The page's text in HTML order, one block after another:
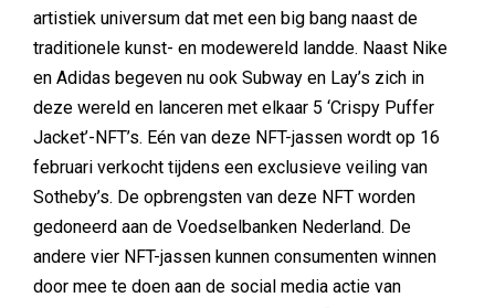
artistiek universum dat met een big bang naast de
traditionele kunst- en modewereld landde. Naast Nike
en Adidas begeven nu ook Subway en Lay’s zich in
deze wereld en lanceren met elkaar 5 ‘Crispy Puffer
Jacket’-NFT’s. Eén van deze NFT-jassen wordt op 16
februari verkocht tijdens een exclusieve veiling van
Sotheby’s. De opbrengsten van deze NFT worden
gedoneerd aan de Voedselbanken Nederland. De
andere vier NFT-jassen kunnen consumenten winnen
door mee te doen aan de social media actie van